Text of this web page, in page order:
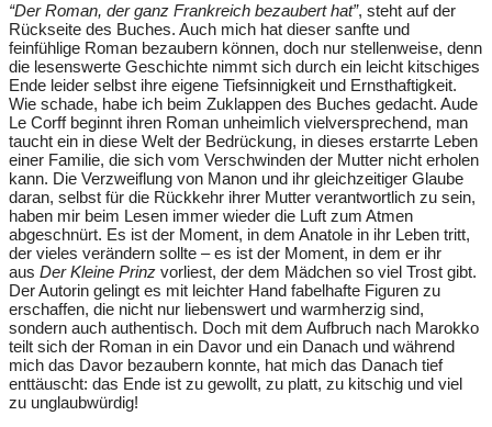
“Der Roman, der ganz Frankreich bezaubert hat”, steht auf der
Rückseite des Buches. Auch mich hat dieser sanfte und
feinfühlige Roman bezaubern können, doch nur stellenweise, denn
die lesenswerte Geschichte nimmt sich durch ein leicht kitschiges
Ende leider selbst ihre eigene Tiefsinnigkeit und Ernsthaftigkeit.
Wie schade, habe ich beim Zuklappen des Buches gedacht. Aude
Le Corff beginnt ihren Roman unheimlich vielversprechend, man
taucht ein in diese Welt der Bedrückung, in dieses erstarrte Leben
einer Familie, die sich vom Verschwinden der Mutter nicht erholen
kann. Die Verzweiflung von Manon und ihr gleichzeitiger Glaube
daran, selbst für die Rückkehr ihrer Mutter verantwortlich zu sein,
haben mir beim Lesen immer wieder die Luft zum Atmen
abgeschnürt. Es ist der Moment, in dem Anatole in ihr Leben tritt,
der vieles verändern sollte – es ist der Moment, in dem er ihr
aus Der Kleine Prinz vorliest, der dem Mädchen so viel Trost gibt.
Der Autorin gelingt es mit leichter Hand fabelhafte Figuren zu
erschaffen, die nicht nur liebenswert und warmherzig sind,
sondern auch authentisch. Doch mit dem Aufbruch nach Marokko
teilt sich der Roman in ein Davor und ein Danach und während
mich das Davor bezaubern konnte, hat mich das Danach tief
enttäuscht: das Ende ist zu gewollt, zu platt, zu kitschig und viel
zu unglaubwürdig!